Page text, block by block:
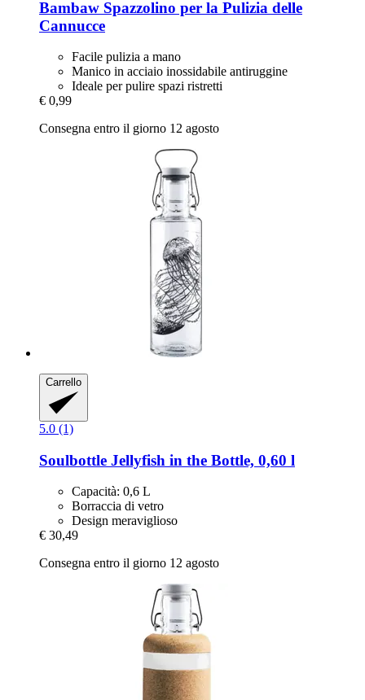
Bambaw Spazzolino per la Pulizia delle
Cannucce
Facile pulizia a mano
Manico in acciaio inossidabile antiruggine
Ideale per pulire spazi ristretti
€ 0,99
Consegna entro il giorno 12 agosto
Carrello
5.0 (1)
Soulbottle Jellyfish in the Bottle, 0,60 l
Capacità: 0,6 L
Borraccia di vetro
Design meraviglioso
€ 30,49
Consegna entro il giorno 12 agosto